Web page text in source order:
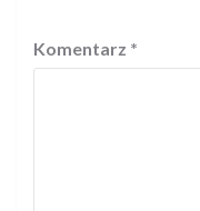
Komentarz *